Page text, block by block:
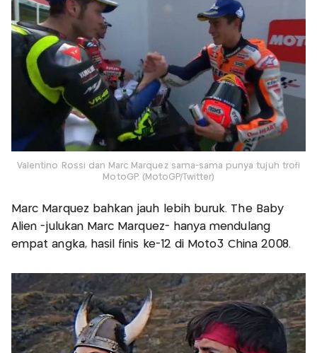
Valentino Rossi dan Marc Marquez sama-sama punya tujuh trofi
MotoGP. (MotoGP/Twitter)
Marc Marquez bahkan jauh lebih buruk. The Baby
Alien -julukan Marc Marquez- hanya mendulang
empat angka, hasil finis ke-12 di Moto3 China 2008.